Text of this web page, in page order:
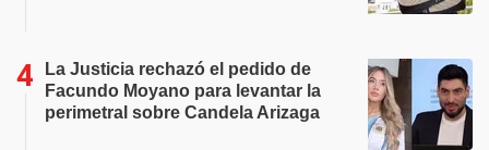
La Justicia rechazó el pedido de
Facundo Moyano para levantar la
perimetral sobre Candela Arizaga